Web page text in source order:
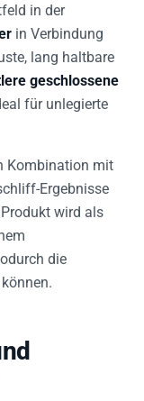
in der
in Verbindung
lang haltbare
geschlossene
für unlegierte
Kombination mit
Ergebnisse
wird als
die